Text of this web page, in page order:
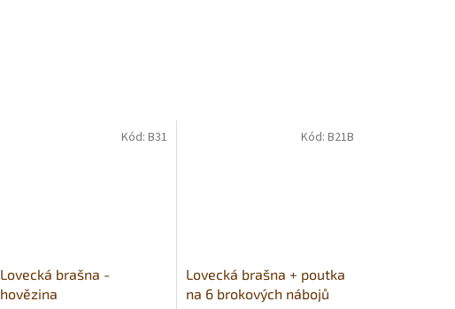
Lovecká brašna -
hovězina
Kód:B31
Lovecká brašna + poutka
na 6 brokových nábojů
Kód: B21B